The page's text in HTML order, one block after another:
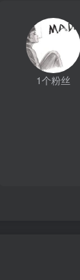
1个粉丝